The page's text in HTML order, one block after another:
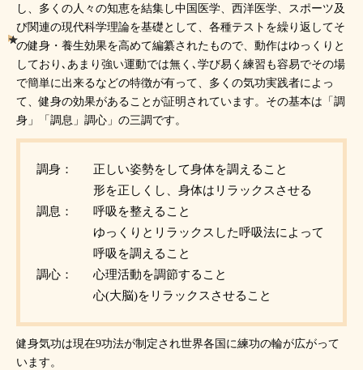
し、多くの人々の知恵を結集し中国医学、西洋医学、スポーツ及
び関連の現代科学理論を基礎として、各種テストを繰り返してそ
の健身・養生効果を高めて編纂されたもので、動作はゆっくりと
しており､あまり強い運動では無く､学び易く練習も容易でその場
で簡単に出来るなどの特徴が有って、多くの気功実践者によっ
て、健身の効果があることが証明されています。その基本は「調
身」「調息」調心」の三調です。
調身：
正しい姿勢をして身体を調えること
形を正しくし、身体はリラックスさせる
調息：
呼吸を整えること
ゆっくりとリラックスした呼吸法によって
呼吸を調えること
調心：
心理活動を調節すること
心(大脳)をリラックスさせること
健身気功は現在9功法が制定され世界各国に練功の輪が広がって
います。